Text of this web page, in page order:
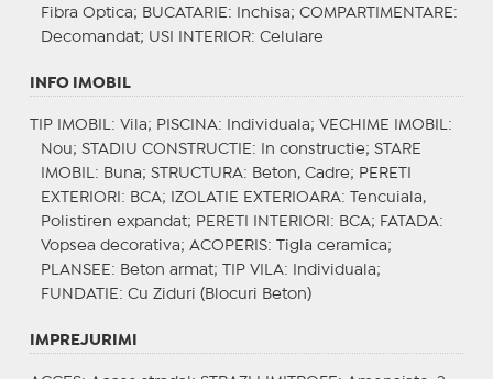
Fibra Optica; BUCATARIE : Inchisa; COMPARTIMENTARE :
Decomandat; USI INTERIOR: Celulare
INFO IMOBIL
TIP IMOBIL : Vila; PISCINA: Individuala; VECHIME IMOBIL :
Nou; STADIU CONSTRUCTIE : In constructie; STARE
IMOBIL : Buna; STRUCTURA: Beton, Cadre; PERETI
EXTERIORI : BCA; IZOLATIE EXTERIOARA: Tencuiala,
Polistiren expandat; PERETI INTERIORI : BCA; FATADA:
Vopsea decorativa; ACOPERIS: Tigla ceramica;
PLANSEE : Beton armat; TIP VILA: Individuala;
FUNDATIE : Cu Ziduri (Blocuri Beton)
IMPREJURIMI